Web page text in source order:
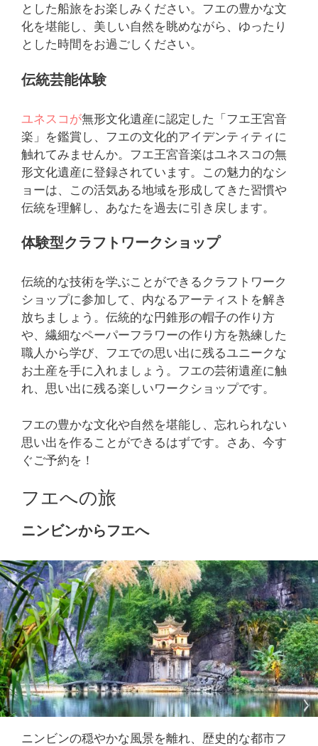
とした船旅をお楽しみください。フエの豊かな文
化を堪能し、美しい自然を眺めながら、ゆったり
とした時間をお過ごしください。
伝統芸能体験
ユネスコが無形文化遺産に認定した「フエ王宮音
楽」を鑑賞し、フエの文化的アイデンティティに
触れてみませんか。フエ王宮音楽はユネスコの無
形文化遺産に登録されています。この魅力的なシ
ョーは、この活気ある地域を形成してきた習慣や
伝統を理解し、あなたを過去に引き戻します。
体験型クラフトワークショップ
伝統的な技術を学ぶことができるクラフトワーク
ショップに参加して、内なるアーティストを解き
放ちましょう。伝統的な円錐形の帽子の作り方
や、繊細なペーパーフラワーの作り方を熟練した
職人から学び、フエでの思い出に残るユニークな
お土産を手に入れましょう。フエの芸術遺産に触
れ、思い出に残る楽しいワークショップです。
フエの豊かな文化や自然を堪能し、忘れられない
思い出を作ることができるはずです。さあ、今す
ぐご予約を！
フエへの旅
ニンビンからフエへ
ニンビンの穏やかな風景を離れ、歴史的な都市フ